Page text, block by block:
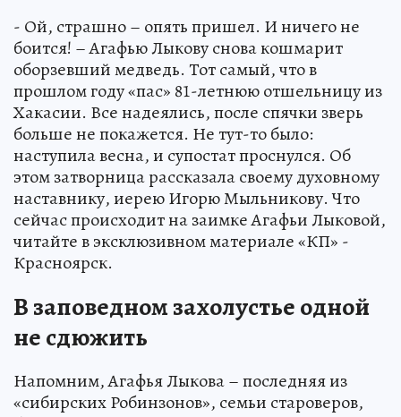
- Ой, страшно – опять пришел. И ничего не
боится! – Агафью Лыкову снова кошмарит
оборзевший медведь. Тот самый, что в
прошлом году «пас» 81-летнюю отшельницу из
Хакасии. Все надеялись, после спячки зверь
больше не покажется. Не тут-то было:
наступила весна, и супостат проснулся. Об
этом затворница рассказала своему духовному
наставнику, иерею Игорю Мыльникову. Что
сейчас происходит на заимке Агафьи Лыковой,
читайте в эксклюзивном материале «КП» -
Красноярск.
В заповедном захолустье одной
не сдюжить
Напомним, Агафья Лыкова – последняя из
«сибирских Робинзонов», семьи староверов,